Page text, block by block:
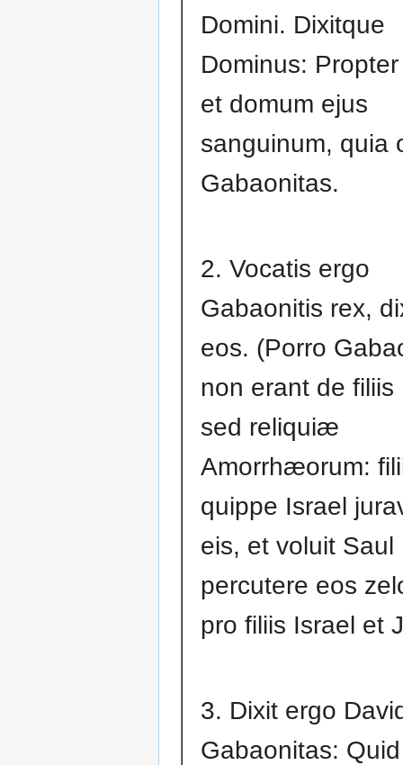
Domini. Dixitque
Dominus:
et domum ejus
sanguinum, quia
Gabaonitas.
2. Vocatis ergo
Gabaonitis rex,
eos. (Porro
non erant de filiis
sed reliquiæ
Amorrhæorum:
quippe Israel
eis, et voluit Saul
percutere eos
pro filiis Israel et
3. Dixit ergo
Gabaonitas: